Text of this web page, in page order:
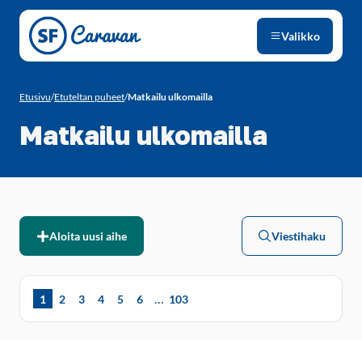
Siirry sivun sisältöön
Valikko
Etusivu/Etuteltan puheet/Matkailu ulkomailla
Matkailu ulkomailla
Aloita uusi aihe Viestihaku
1 2 3 4 5 6 … 103